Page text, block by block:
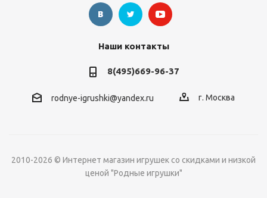
Наши контакты
8(495)669-96-37
rodnye-igrushki@yandex.ru г. Москва
2010-2026 © Интернет магазин игрушек со скидками и низкой
ценой "Родные игрушки"